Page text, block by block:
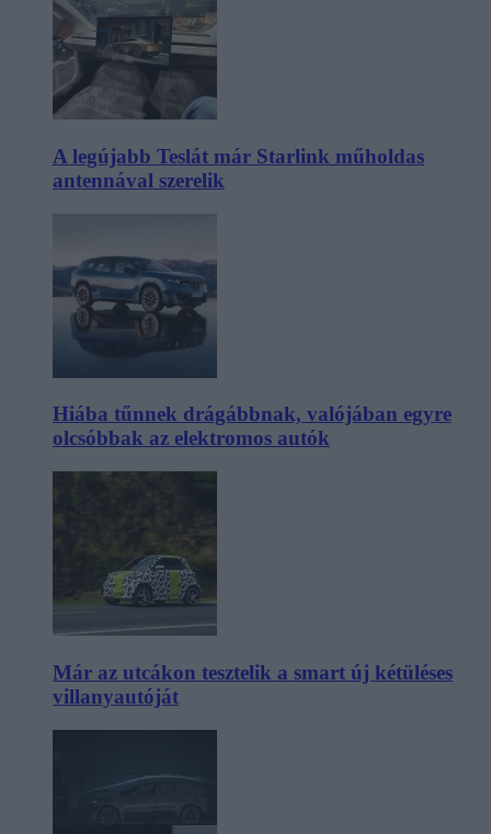
A legújabb Teslát már Starlink műholdas
antennával szerelik
Hiába tűnnek drágábbnak, valójában egyre
olcsóbbak az elektromos autók
Már az utcákon tesztelik a smart új kétüléses
villanyautóját